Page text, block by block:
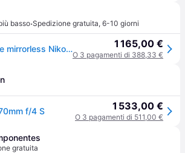
basso·Spedizione gratuita, 6-10 giorni
Fotocamera digitale mirrorless Nikon Z5 con obiettivo 24-70 mm 1 165,00 €
O 3 pagamenti di 388,33 €
f/4 S 1 533,00 €
O 3 pagamenti di 511,00 €
gratuita